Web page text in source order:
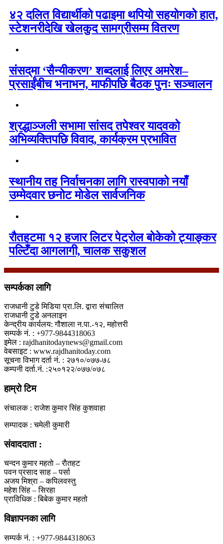
४२ दलित विद्यार्थीको पढाइमा थपियो सहयोगको हात,
स्टेशनरीदेखि खेलकुद सामग्रीसम्म वितरण
संसद्‌मा ‘सैन्यीकरण’ शब्दलाई लिएर अमरेश–
प्रसाईंबीच भनाभन, माफीपछि बैठक पुनः सञ्चालन
श्रद्धाञ्जली सभामा सांसद तपेश्वर यादवको
अभिव्यक्तिपछि विवाद, कार्यक्रम प्रभावित
स्थानीय तह निर्वाचनका लागि रास्वपाको नयाँ
उम्मेदवार छनोट मोडेल सार्वजनिक
रौतहटमा १२ हजार लिटर पेट्रोल बोकेको ट्याङ्कर
पल्टिँदा आगलागी, चालक सकुशल
सम्पर्कका लागि
राजधानी टुडे मिडिया प्रा.लि. द्वारा संचालित
राजधानी टुडे अनलाइन
केन्द्रीय कार्यलय: गौशाला न.पा.-१२, महोत्तरी
सम्पर्क नं. : +977-9844318063
इमेल : rajdhanitodaynews@gmail.com
वेबसाइट : www.rajdhanitoday.com
सूचना विभाग दर्ता नं. : २७१०/०७७-७८
कम्पनी दर्ता.नं. :२५०१२२/०७७/०७८
हाम्रो टिम
संचालक : राजेश कुमार सिंह कुशवाहा
सम्पादक : चमेली कुमारी
संवाददाता :
चन्दन कुमार महताे – राैतहट
पवन प्रसाद साह – पर्सा
अजय मिश्रा – कपिलवस्तु
महेश सिंह – सिरहा
प्राविधिक : बिबेक कुमार महतो
विज्ञापनका लागि
सम्पर्क नं. : +977-9844318063